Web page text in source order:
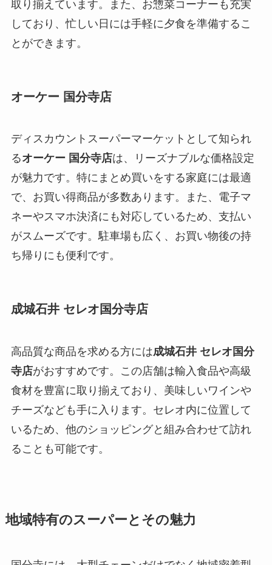
取り揃えています。また、お惣菜コーナーも充実
しており、忙しい日には手軽に夕食を準備するこ
とができます。
オーケー 国分寺店
ディスカウントスーパーマーケットとして知られ
るオーケー 国分寺店は、リーズナブルな価格設定
が魅力です。特にまとめ買いをする家庭には最適
で、お買い得商品が多数あります。また、電子マ
ネーやスマホ決済にも対応しているため、支払い
がスムーズです。駐車場も広く、お買い物後の持
ち帰りにも便利です。
成城石井 セレオ国分寺店
高品質な商品を求める方には成城石井 セレオ国分
寺店がおすすめです。この店舗は輸入食品や高級
食材を豊富に取り揃えており、美味しいワインや
チーズなども手に入ります。セレオ内に位置して
いるため、他のショッピングと組み合わせて訪れ
ることも可能です。
地域特有のスーパーとその魅力